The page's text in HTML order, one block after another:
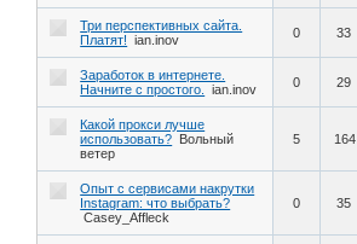
Три перспективных сайта.
Платят!
ian.inov 0 33
Заработок в интернете.
Начните с простого.
ian.inov 0 29
Какой прокси лучше
использовать?
Вольный
ветер
5 164
Опыт с сервисами накрутки
Instagram: что выбрать?
Casey_Affleck
0 35